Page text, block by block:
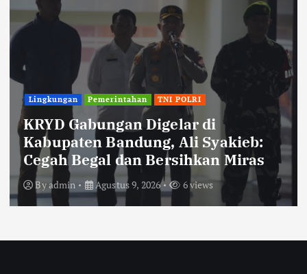
TNI POLRI
Polisi Ungkap Kasus Pengeroyokan
Viral di Tarogong Kaler, Berawal
dari Knalpot Brong
Byadmin Agustus 8, 2026 3 views